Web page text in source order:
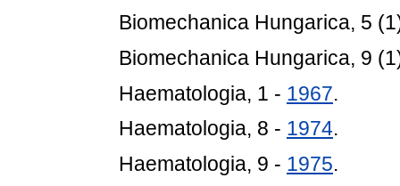
Biomechanica Hungarica, 5
Biomechanica Hungarica, 9
Haematologia, 1 - 1967.
Haematologia, 8 - 1974.
Haematologia, 9 - 1975.